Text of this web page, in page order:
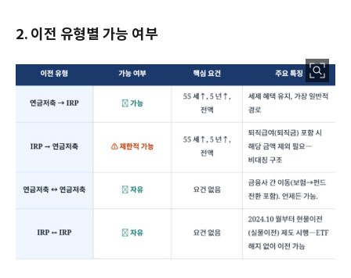
2. 이전 유형별 가능 여부